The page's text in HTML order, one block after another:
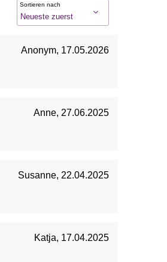
Sortieren nach
Anonym, 17.05.2026
Anne, 27.06.2025
Susanne, 22.04.2025
Katja, 17.04.2025